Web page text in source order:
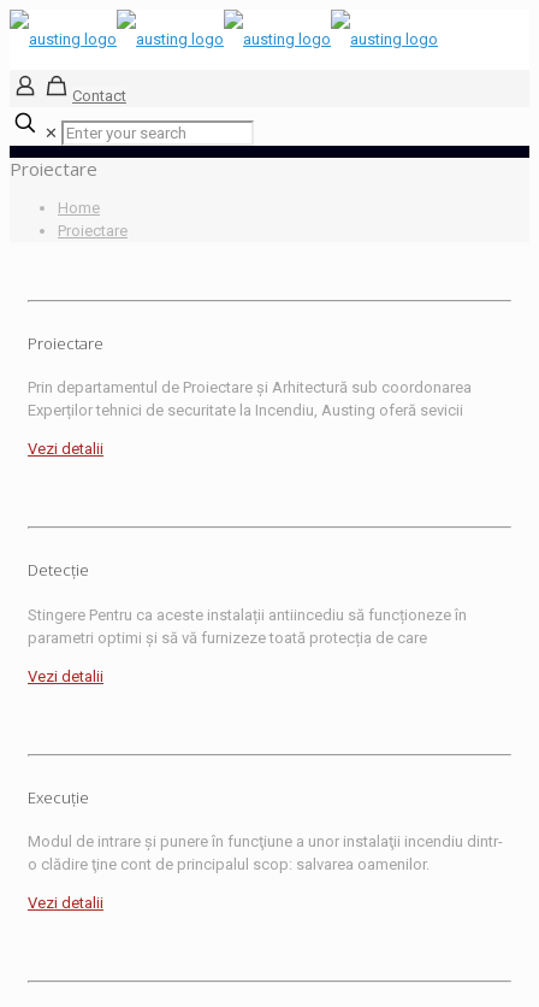
Contact
✕
Proiectare
Home
Proiectare
Proiectare
Prin departamentul de Proiectare și Arhitectură sub coordonarea
Experților tehnici de securitate la Incendiu, Austing oferă sevicii
Vezi detalii
Detecție
Stingere Pentru ca aceste instalații antiincediu să funcționeze în
parametri optimi și să vă furnizeze toată protecția de care
Vezi detalii
Execuție
Modul de intrare şi punere în funcţiune a unor instalaţii incendiu dintr-
o clădire ţine cont de principalul scop: salvarea oamenilor.
Vezi detalii